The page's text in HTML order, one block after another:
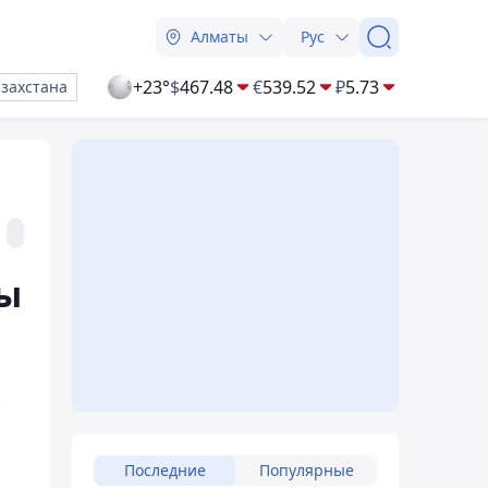
Алматы Рус
+23°$467.48 €539.52 ₽5.73
Последние Популярные